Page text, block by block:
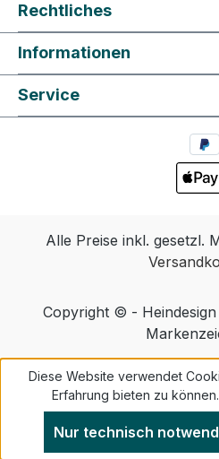
Rechtliches
Informationen
Service
Alle Preise inkl. gesetzl.
Copyright © - Heindesign
Diese Website verwendet
Erfahrung bieten zu können.
Nur technisch